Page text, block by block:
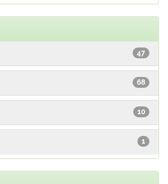
47
68
10
1